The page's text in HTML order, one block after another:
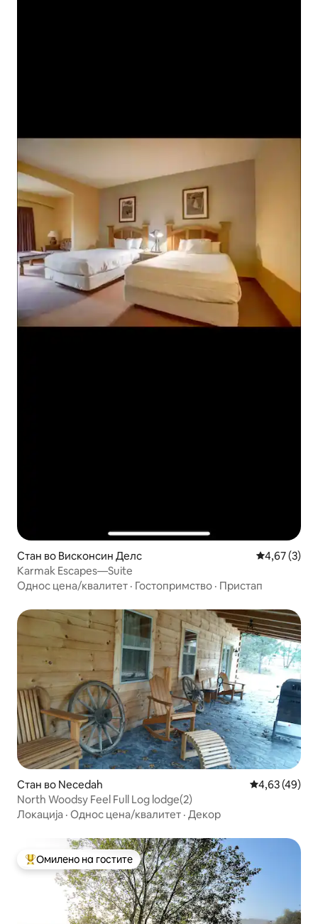
Стан во Висконсин Делс Просечна
4,67 (3)
Karmak Escapes—Suite
Однос цена/квалитет · Гостопримство · Пристап
Стан во Necedah Просечна
4,63 (49)
North Woodsy Feel Full Log lodge(2)
Локација · Однос цена/квалитет · Декор
Меѓу најуспешните „Омилени на гостите“
Омилено на гостите